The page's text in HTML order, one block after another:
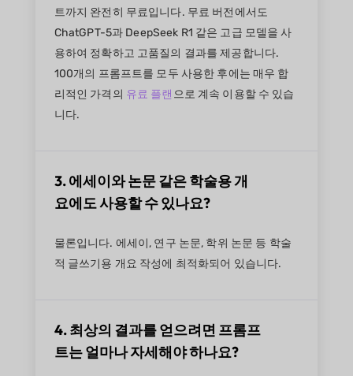
트까지 완전히 무료입니다. 무료 버전에서도
ChatGPT-5과 DeepSeek R1 같은 고급 모델을 사
용하여 정확하고 고품질의 결과를 제공합니다.
100개의 프롬프트를 모두 사용한 후에는 매우 합
리적인 가격의 유료 플랜 으로 계속 이용할 수 있습
니다.
3. 에세이와 논문 같은 학술용 개
요에도 사용할 수 있나요?
물론입니다. 에세이, 연구 논문, 학위 논문 등 학술
적 글쓰기용 개요 작성에 최적화되어 있습니다.
4. 최상의 결과를 얻으려면 프롬프
트는 얼마나 자세해야 하나요?